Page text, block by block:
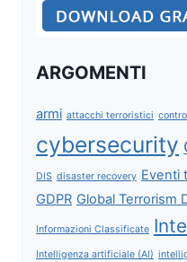
ARGOMENTI
armi attacchi terroristici
cybersecurity
DIS disaster recovery Eventi
GDPR Global Terrorism
Informazioni Classificate
Intelligenza artificiale (AI)